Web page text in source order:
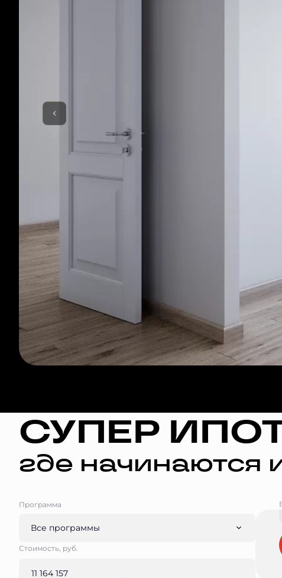
СУПЕР
где начинаются
Программа
Все программы
Стоимость, руб.